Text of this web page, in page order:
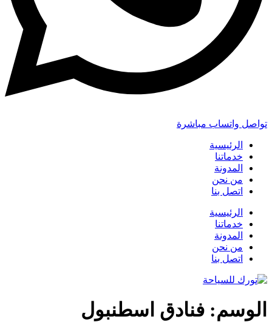
تواصل واتساب مباشرة
الرئيسية
خدماتنا
المدونة
من نحن
اتصل بنا
الرئيسية
خدماتنا
المدونة
من نحن
اتصل بنا
الوسم: فنادق اسطنبول